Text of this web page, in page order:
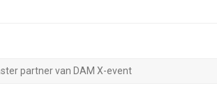
partner van DAM X-event